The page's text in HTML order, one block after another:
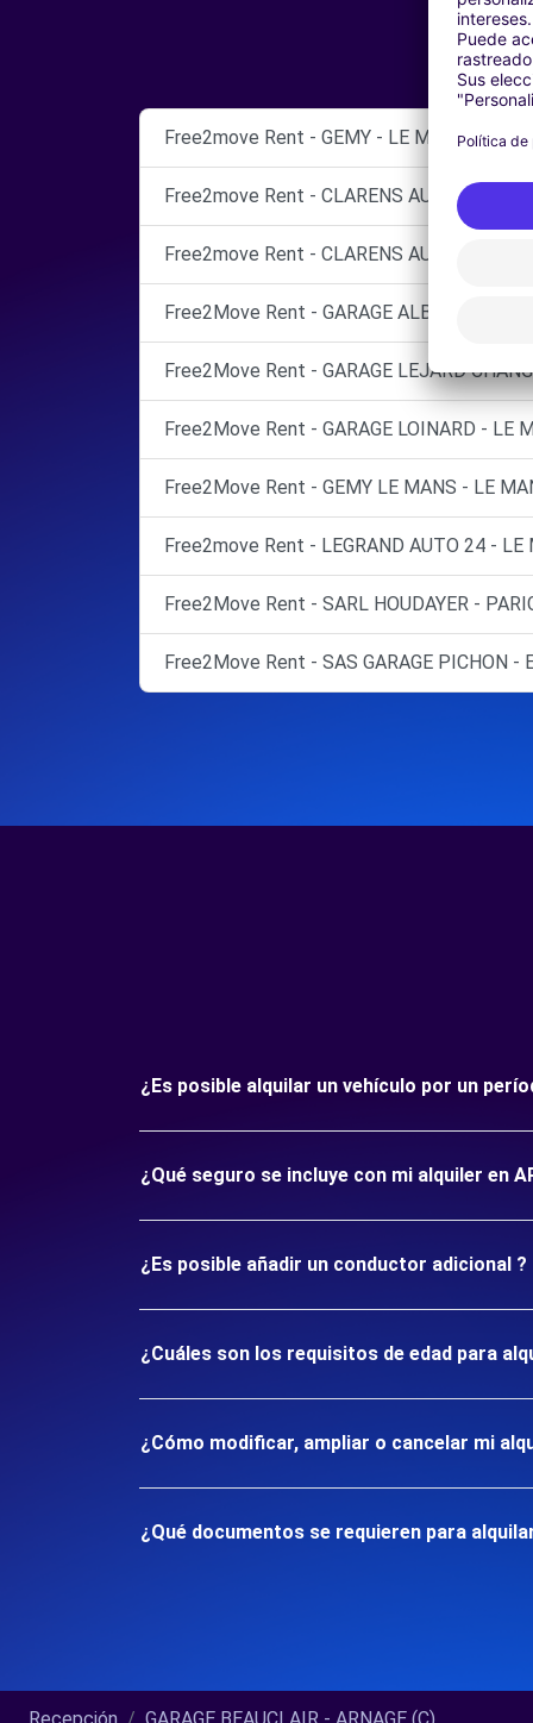
Free2move Rent - GEMY - LE MANS (DS)
Free2move Rent - CLARENS
Free2move Rent - CLARENS
Free2Move Rent - GARAGE ALBAN - LE
Free2Move Rent - GARAGE LEJARD
Free2Move Rent - GARAGE LOINARD - LE
Free2Move Rent - GEMY LE MANS - LE
Free2move Rent - LEGRAND AUTO 24 - LE
Free2Move Rent - SARL HOUDAYER -
Free2Move Rent - SAS GARAGE PICHON -
¿Es posible alquilar un vehículo por un
¿Qué seguro se incluye con mi alquiler en
¿Es posible añadir un conductor adicional ?
¿Cuáles son los requisitos de edad para
¿Cómo modificar, ampliar o cancelar mi
¿Qué documentos se requieren para